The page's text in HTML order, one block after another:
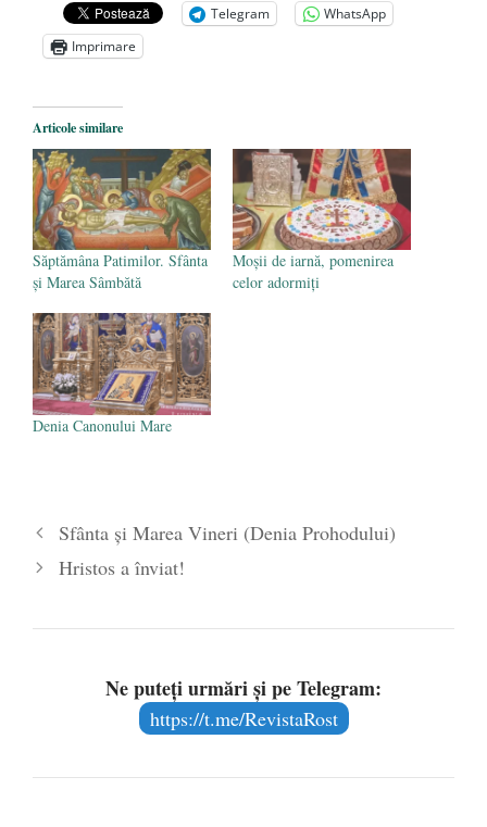
Zelensky
- 13 mai 2026
Statul care servește Națiunea
Legea Vexler produce efecte. Bustul
poetului Octavian Goga, înlăturat din Iași
- 16 aprilie 2026
Telegram
WhatsApp
Imprimare
Articole similare
Săptămâna Patimilor. Sfânta
și Marea Sâmbătă
Moșii de iarnă, pomenirea
celor adormiți
Denia Canonului Mare
Sfânta și Marea Vineri (Denia Prohodului)
Hristos a înviat!
Ne puteți urmări și pe Telegram:
https://t.me/RevistaRost